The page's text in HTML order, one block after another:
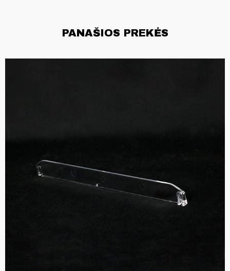
PANAŠIOS PREKĖS